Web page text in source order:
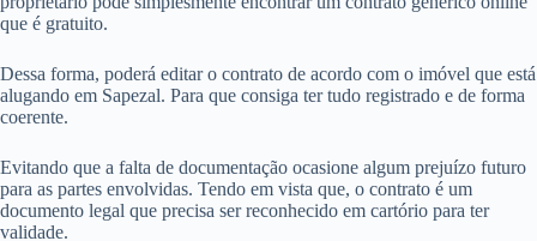
que é gratuito.
Dessa forma, poderá editar o contrato de acordo com o imóvel que está
alugando em Sapezal. Para que consiga ter tudo registrado e de forma
coerente.
Evitando que a falta de documentação ocasione algum prejuízo futuro
para as partes envolvidas. Tendo em vista que, o contrato é um
documento legal que precisa ser reconhecido em cartório para ter
validade.